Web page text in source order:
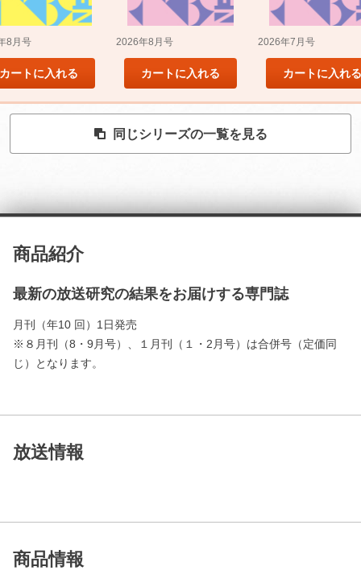
8月号
カートに入れる
2026年8月号
カートに入れる
2026年7月号
カートに入れる
同じシリーズの一覧を見る
商品紹介
最新の放送研究の結果をお届けする専門誌
月刊（年10 回）1日発売
※８月刊（8・9月号）、１月刊（１・2月号）は合併号（定価同
じ）となります。
放送情報
商品情報